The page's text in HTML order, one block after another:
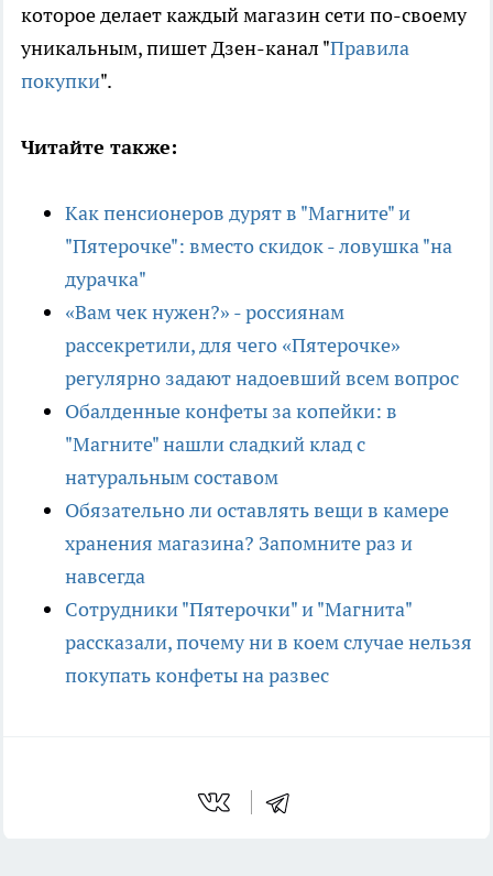
которое делает каждый магазин сети по-своему
уникальным, пишет Дзен-канал "Правила
покупки".
Читайте также:
Как пенсионеров дурят в "Магните" и
"Пятерочке": вместо скидок - ловушка "на
дурачка"
«Вам чек нужен?» - россиянам
рассекретили, для чего «Пятерочке»
регулярно задают надоевший всем вопрос
Обалденные конфеты за копейки: в
"Магните" нашли сладкий клад с
натуральным составом
Обязательно ли оставлять вещи в камере
хранения магазина? Запомните раз и
навсегда
Сотрудники "Пятерочки" и "Магнита"
рассказали, почему ни в коем случае нельзя
покупать конфеты на развес